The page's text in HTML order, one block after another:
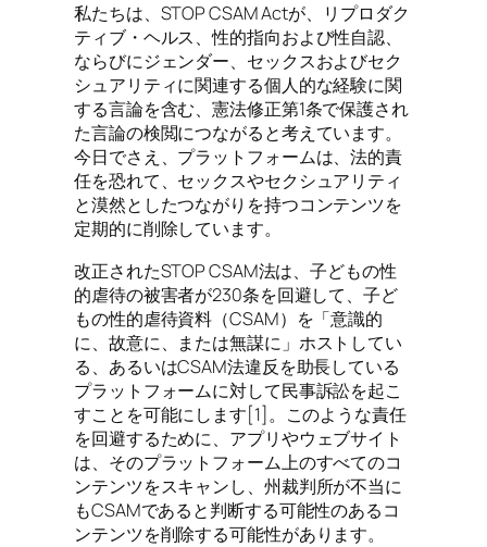
私たちは、STOP CSAM Actが、リプロダク
ティブ・ヘルス、性的指向および性自認、
ならびにジェンダー、セックスおよびセク
シュアリティに関連する個人的な経験に関
する言論を含む、憲法修正第1条で保護され
た言論の検閲につながると考えています。
今日でさえ、プラットフォームは、法的責
任を恐れて、セックスやセクシュアリティ
と漠然としたつながりを持つコンテンツを
定期的に削除しています。
改正されたSTOP CSAM法は、子どもの性
的虐待の被害者が230条を回避して、子ど
もの性的虐待資料（CSAM）を「意識的
に、故意に、または無謀に」ホストしてい
る、あるいはCSAM法違反を助長している
プラットフォームに対して民事訴訟を起こ
すことを可能にします[1]。このような責任
を回避するために、アプリやウェブサイト
は、そのプラットフォーム上のすべてのコ
ンテンツをスキャンし、州裁判所が不当に
もCSAMであると判断する可能性のあるコ
ンテンツを削除する可能性があります。